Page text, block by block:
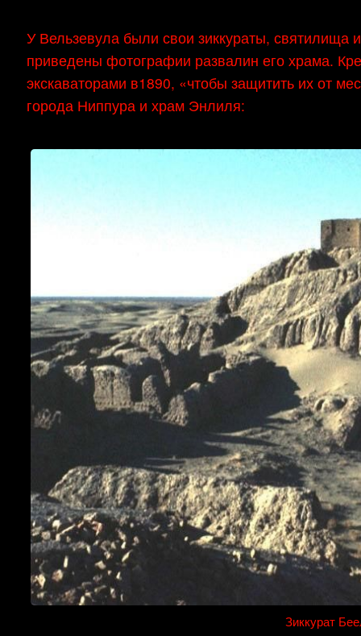
У Вельзевула были свои зиккураты,
приведены фотографии развалин его храма.
экскаваторами в1890, «чтобы защитить их от
города Ниппура и храм Энлиля:
Зиккурат